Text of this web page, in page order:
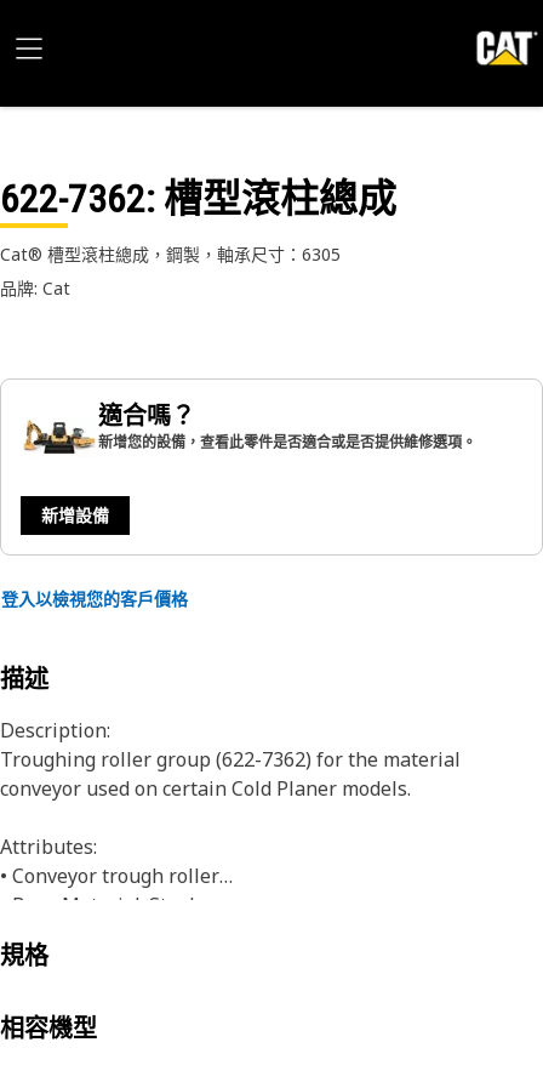
622-7362: 槽型滾柱總成
Cat® 槽型滾柱總成，鋼製，軸承尺寸：6305
品牌: Cat
適合嗎？
新增您的設備，查看此零件是否適合或是否提供維修選項。
新增設備
登入以檢視您的客戶價格
描述
Description:
Troughing roller group (622-7362) for the material
conveyor used on certain Cold Planer models.
Attributes:
• Conveyor trough roller
• Base Material: Steel
• Lagging Material: Rubber
• Bearing Size: 6305
規格
相容機型